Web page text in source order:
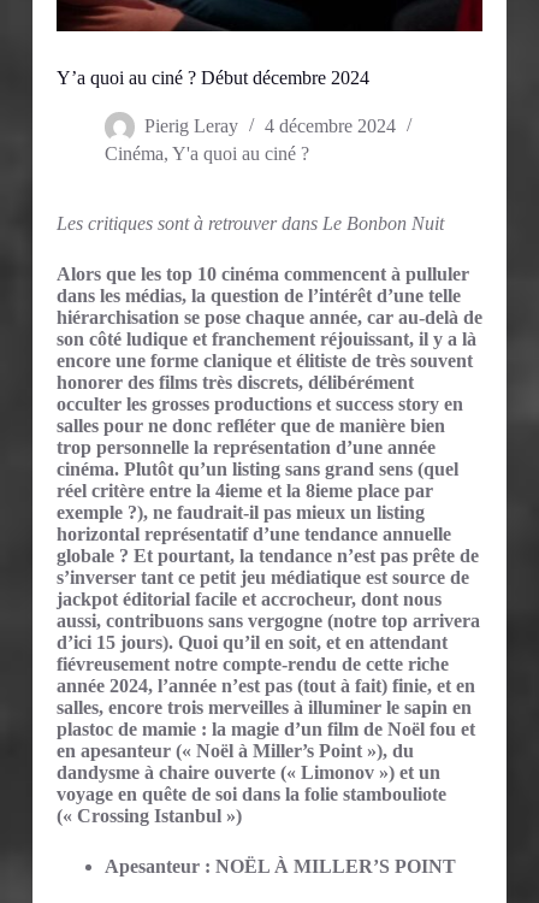
Y’a quoi au ciné ? Début décembre 2024
Pierig Leray
4 décembre 2024
Cinéma, Y'a quoi au ciné ?
Les critiques sont à retrouver dans Le Bonbon Nuit
Alors que les top 10 cinéma commencent à pulluler
dans les médias, la question de l’intérêt d’une telle
hiérarchisation se pose chaque année, car au-delà de
son côté ludique et franchement réjouissant, il y a là
encore une forme clanique et élitiste de très souvent
honorer des films très discrets, délibérément
occulter les grosses productions et success story en
salles pour ne donc refléter que de manière bien
trop personnelle la représentation d’une année
cinéma. Plutôt qu’un listing sans grand sens (quel
réel critère entre la 4ieme et la 8ieme place par
exemple ?), ne faudrait-il pas mieux un listing
horizontal représentatif d’une tendance annuelle
globale ? Et pourtant, la tendance n’est pas prête de
s’inverser tant ce petit jeu médiatique est source de
jackpot éditorial facile et accrocheur, dont nous
aussi, contribuons sans vergogne (notre top arrivera
d’ici 15 jours). Quoi qu’il en soit, et en attendant
fiévreusement notre compte-rendu de cette riche
année 2024, l’année n’est pas (tout à fait) finie, et en
salles, encore trois merveilles à illuminer le sapin en
plastoc de mamie : la magie d’un film de Noël fou et
en apesanteur (« Noël à Miller’s Point »), du
dandysme à chaire ouverte (« Limonov ») et un
voyage en quête de soi dans la folie stambouliote
(« Crossing Istanbul »)
Apesanteur : NOËL À MILLER’S POINT